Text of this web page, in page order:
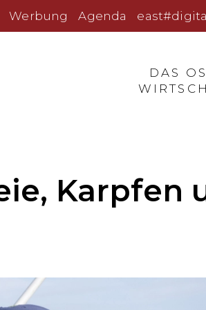
Werbung Agenda east#digital
DAS
Karpfen